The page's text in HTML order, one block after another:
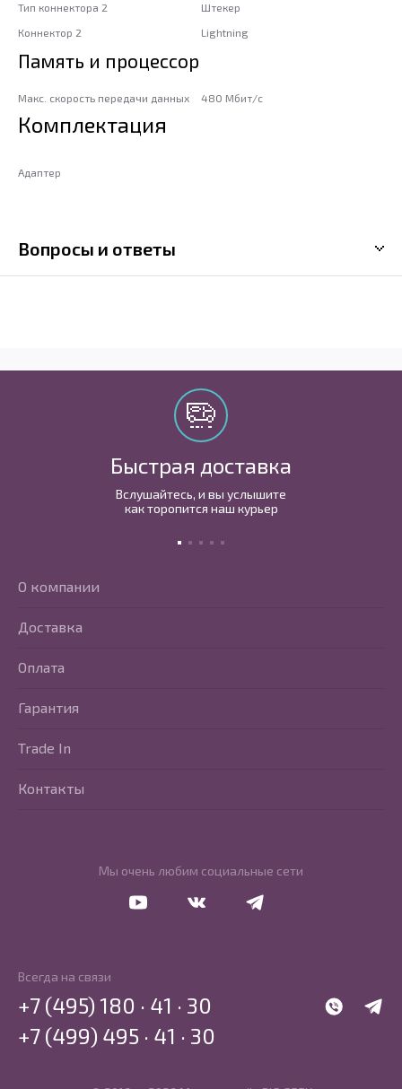
Тип коннектора 2
Штекер
Коннектор 2
Lightning
Память и процессор
Макс. скорость передачи данных 480 Мбит/с
Комплектация
Адаптер
Вопросы и ответы
Быстрая доставка
Вслушайтесь, и вы услышите
как торопится наш курьер
Мы очень любим социальные сети
О компании
Доставка
Оплата
Гарантия
Trade In
Контакты
Всегда на связи
WhatsApp
+7 (495) 180 · 41 · 30
+7 (499) 495 · 41 · 30